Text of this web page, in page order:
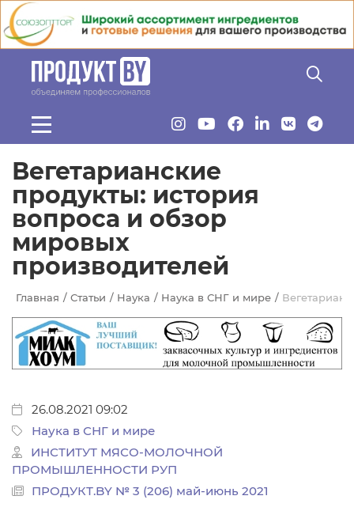
Перейти к основному содержанию
Вегетарианские
продукты: история
вопроса и обзор
мировых
производителей
Главная Статьи Наука Наука в СНГ и мире
26.08.2021 09:02
Наука в СНГ и мире
ИНСТИТУТ МЯСО-МОЛОЧНОЙ
ПРОМЫШЛЕННОСТИ РУП
ПРОДУКТ.BY № 3 (206) май-июнь 2021